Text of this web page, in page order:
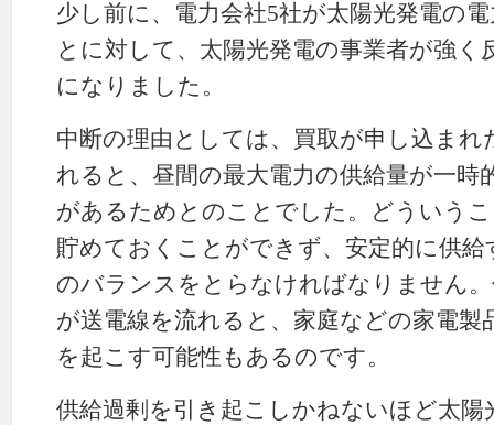
少し前に、電力会社5社が太陽光発電の
とに対して、太陽光発電の事業者が強く
になりました。
中断の理由としては、買取が申し込まれ
れると、昼間の最大電力の供給量が一時
があるためとのことでした。どういう
貯めておくことができず、安定的に供
のバランスをとらなければなりません
が送電線を流れると、家庭などの家電製
を起こす可能性もあるのです。
供給過剰を引き起こしかねないほど太陽